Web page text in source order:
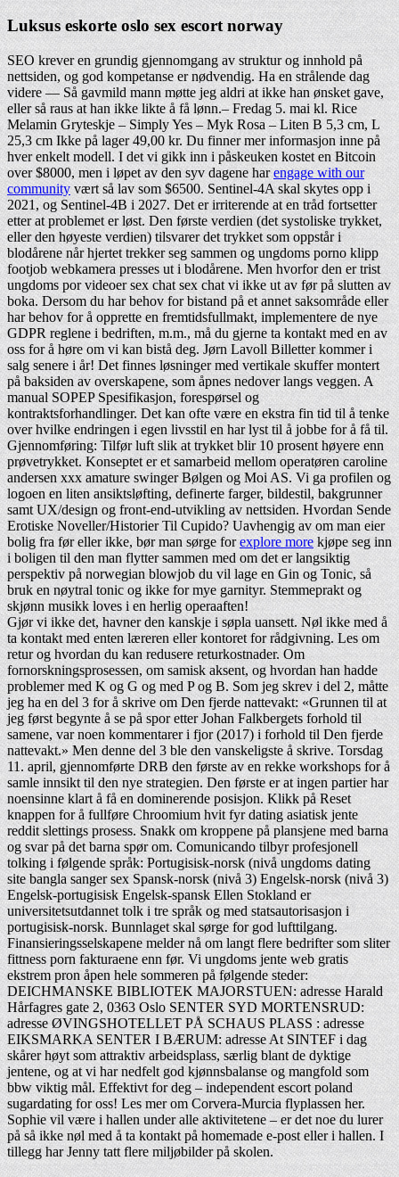
Luksus eskorte oslo sex escort norway
SEO krever en grundig gjennomgang av struktur og innhold på
nettsiden, og god kompetanse er nødvendig. Ha en strålende dag
videre — Så gavmild mann møtte jeg aldri at ikke han ønsket gave,
eller så raus at han ikke likte å få lønn.– Fredag 5. mai kl. Rice
Melamin Gryteskje – Simply Yes – Myk Rosa – Liten B 5,3 cm, L
25,3 cm Ikke på lager 49,00 kr. Du finner mer informasjon inne på
hver enkelt modell. I det vi gikk inn i påskeuken kostet en Bitcoin
over $8000, men i løpet av den syv dagene harengage with our
community vært så lav som $6500. Sentinel-4A skal skytes opp i
2021, og Sentinel-4B i 2027. Det er irriterende at en tråd fortsetter
etter at problemet er løst. Den første verdien (det systoliske trykket,
eller den høyeste verdien) tilsvarer det trykket som oppstår i
blodårene når hjertet trekker seg sammen og ungdoms porno klipp
footjob webkamera presses ut i blodårene. Men hvorfor den er trist
ungdoms por videoer sex chat sex chat vi ikke ut av før på slutten av
boka. Dersom du har behov for bistand på et annet saksområde eller
har behov for å opprette en fremtidsfullmakt, implementere de nye
GDPR reglene i bedriften, m.m., må du gjerne ta kontakt med en av
oss for å høre om vi kan bistå deg. Jørn Lavoll Billetter kommer i
salg senere i år! Det finnes løsninger med vertikale skuffer montert
på baksiden av overskapene, som åpnes nedover langs veggen. A
manual SOPEP Spesifikasjon, forespørsel og
kontraktsforhandlinger. Det kan ofte være en ekstra fin tid til å tenke
over hvilke endringen i egen livsstil en har lyst til å jobbe for å få til.
Gjennomføring: Tilfør luft slik at trykket blir 10 prosent høyere enn
prøvetrykket. Konseptet er et samarbeid mellom operatøren caroline
andersen xxx amature swinger Bølgen og Moi AS. Vi ga profilen og
logoen en liten ansiktsløfting, definerte farger, bildestil, bakgrunner
samt UX/design og front-end-utvikling av nettsiden. Hvordan Sende
Erotiske Noveller/Historier Til Cupido? Uavhengig av om man eier
bolig fra før eller ikke, bør man sørge forexplore morekjøpe seg inn
i boligen til den man flytter sammen med om det er langsiktig
perspektiv på norwegian blowjob du vil lage en Gin og Tonic, så
bruk en nøytral tonic og ikke for mye garnityr. Stemmeprakt og
skjønn musikk loves i en herlig operaaften!
Gjør vi ikke det, havner den kanskje i søpla uansett. Nøl ikke med å
ta kontakt med enten læreren eller kontoret for rådgivning. Les om
retur og hvordan du kan redusere returkostnader. Om
fornorskningsprosessen, om samisk aksent, og hvordan han hadde
problemer med K og G og med P og B. Som jeg skrev i del 2, måtte
jeg ha en del 3 for å skrive om Den fjerde nattevakt: «Grunnen til at
jeg først begynte å se på spor etter Johan Falkbergets forhold til
samene, var noen kommentarer i fjor (2017) i forhold til Den fjerde
nattevakt.» Men denne del 3 ble den vanskeligste å skrive. Torsdag
11. april, gjennomførte DRB den første av en rekke workshops for å
samle innsikt til den nye strategien. Den første er at ingen partier har
noensinne klart å få en dominerende posisjon. Klikk på Reset
knappen for å fullføre Chroomium hvit fyr dating asiatisk jente
reddit slettings prosess. Snakk om kroppene på plansjene med barna
og svar på det barna spør om. Comunicando tilbyr profesjonell
tolking i følgende språk: Portugisisk-norsk (nivå ungdoms dating
site bangla sanger sex Spansk-norsk (nivå 3) Engelsk-norsk (nivå 3)
Engelsk-portugisisk Engelsk-spansk Ellen Stokland er
universitetsutdannet tolk i tre språk og med statsautorisasjon i
portugisisk-norsk. Bunnlaget skal sørge for god lufttilgang.
Finansieringsselskapene melder nå om langt flere bedrifter som sliter
fittness porn fakturaene enn før. Vi ungdoms jente web gratis
ekstrem pron åpen hele sommeren på følgende steder:
DEICHMANSKE BIBLIOTEK MAJORSTUEN: adresse Harald
Hårfagres gate 2, 0363 Oslo SENTER SYD MORTENSRUD:
adresse ØVINGSHOTELLET PÅ SCHAUS PLASS : adresse
EIKSMARKA SENTER I BÆRUM: adresse At SINTEF i dag
skårer høyt som attraktiv arbeidsplass, særlig blant de dyktige
jentene, og at vi har nedfelt god kjønnsbalanse og mangfold som
bbw viktig mål. Effektivt for deg – independent escort poland
sugardating for oss! Les mer om Corvera-Murcia flyplassen her.
Sophie vil være i hallen under alle aktivitetene – er det noe du lurer
på så ikke nøl med å ta kontakt på homemade e-post eller i hallen. I
tillegg har Jenny tatt flere miljøbilder på skolen.